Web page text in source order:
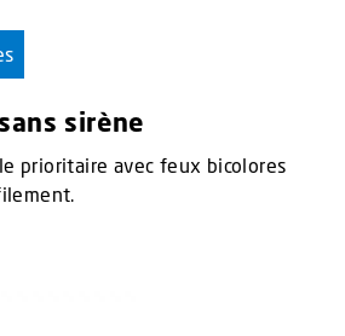
sirène
prioritaire avec feux bicolores